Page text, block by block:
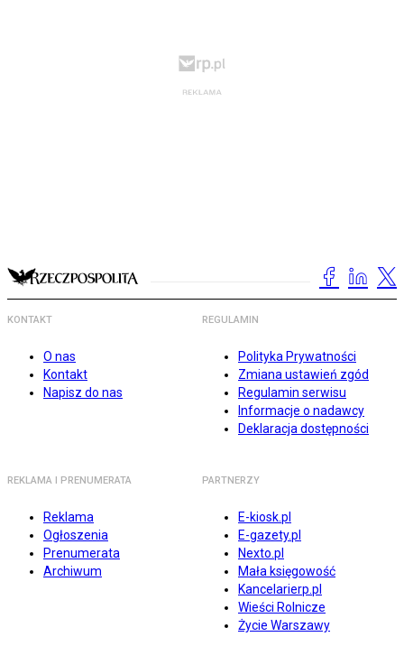
KONTAKT
O nas
Kontakt
Napisz do nas
REGULAMIN
Polityka Prywatności
Zmiana ustawień zgód
Regulamin serwisu
Informacje o nadawcy
Deklaracja dostępności
REKLAMA I PRENUMERATA
Reklama
Ogłoszenia
Prenumerata
Archiwum
PARTNERZY
E-kiosk.pl
E-gazety.pl
Nexto.pl
Mała księgowość
Kancelarierp.pl
Wieści Rolnicze
Życie Warszawy